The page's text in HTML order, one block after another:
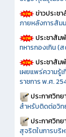
ข่าวประช
ภายหลังการสัม
ประชาสัม
ทหารกองเกิน (
ประชาสัม
เผยแพร่ความ
ราชการ พ.ศ.
ประกาศวิท
สำหรับติดต่อวิ
ประกาศวิท
สุจริตในการบริ